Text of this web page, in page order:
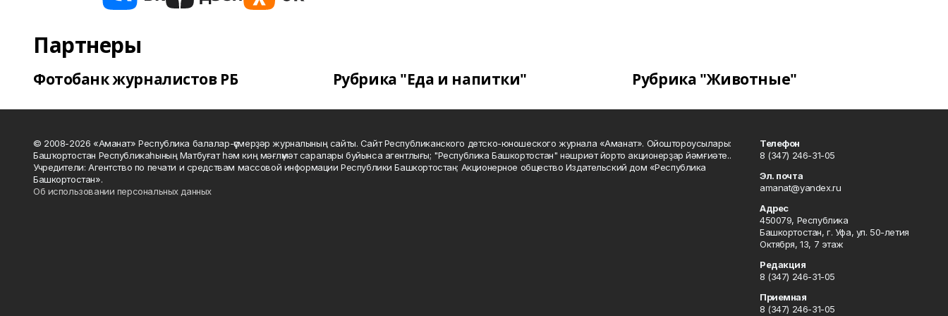
Партнеры
Фотобанк журналистов РБ Рубрика "Еда и напитки" Рубрика "Животные"
© 2008-2026 «Аманат» Республика балалар-үҫмерҙәр журналының сайты. Сайт Республиканского детско-юношеского журнала «Аманат». Ойоштороусылары:
Башҡортостан Республикаһының Матбуғат һәм киң мәғлүмәт саралары буйынса агентлығы; "Республика Башкортостан" нәшриәт йорто акционерҙар йәмғиәте..
Учредители: Агентство по печати и средствам массовой информации Республики Башкортостан; Акционерное общество Издательский дом «Республика
Башкортостан».
Об использовании персональных данных
Телефон
8 (347) 246-31-05
Эл. почта
amanat@yandex.ru
Адрес
450079, Республика
Башкортостан, г. Уфа, ул. 50-летия
Октября, 13, 7 этаж
Редакция
8 (347) 246-31-05
Приемная
8 (347) 246-31-05